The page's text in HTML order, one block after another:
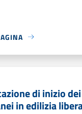
di inizio
in edilizia